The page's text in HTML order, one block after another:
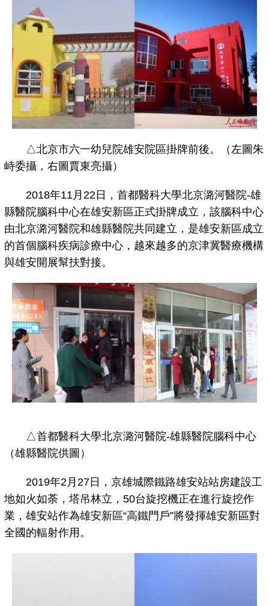
△北京市六一幼兒院雄安院區掛牌前後。（左圖朱
峙委攝，右圖賈東亮攝）
2018年11月22日，首都醫科大學北京潞河醫院-雄
縣醫院腦科中心在雄安新區正式掛牌成立，該腦科中心
由北京潞河醫院和雄縣醫院共同建立，是雄安新區成立
的首個腦科疾病診療中心，越來越多的京津冀醫療機構
與雄安開展幫扶對接。
△首都醫科大學北京潞河醫院-雄縣醫院腦科中心
（雄縣醫院供圖）
2019年2月27日，京雄城際鐵路雄安站站房建設工
地如火如荼，塔吊林立，50台旋挖機正在進行旋挖作
業，雄安站作為雄安新區“高鐵門戶”將發揮雄安新區對
全國的輻射作用。